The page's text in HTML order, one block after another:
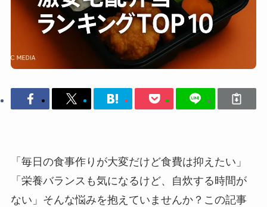
「毎日の食事作りが大変だけど食費は抑えたい」
「栄養バランスも気になるけど、自炊する時間が
ない」そんな悩みを抱えていませんか？この記事